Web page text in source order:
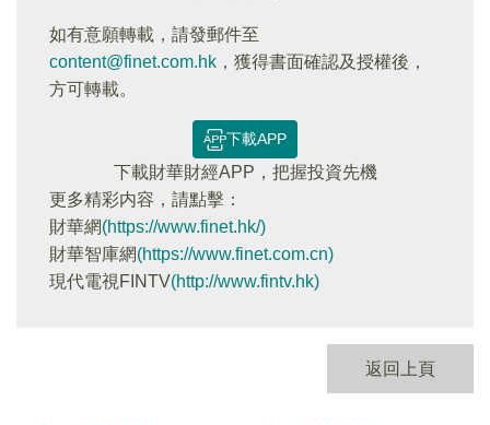
如有意願轉載，請發郵件至
content@finet.com.hk ，獲得書面確認及授權後，
方可轉載。
下載APP
下載財華財經APP，把握投資先機
更多精彩内容，請點擊：
財華網(https://www.finet.hk/)
財華智庫網(https://www.finet.com.cn)
現代電視FINTV(http://www.fintv.hk)
返回上頁